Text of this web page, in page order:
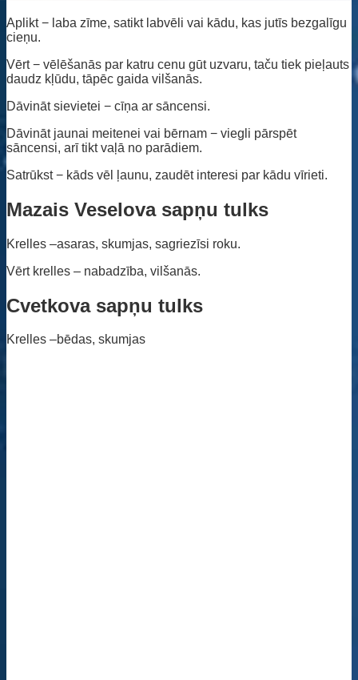
Aplikt − laba zīme, satikt labvēli vai kādu, kas jutīs bezgalīgu
cieņu.
Vērt − vēlēšanās par katru cenu gūt uzvaru, taču tiek pieļauts
daudz kļūdu, tāpēc gaida vilšanās.
Dāvināt sievietei − cīņa ar sāncensi.
Dāvināt jaunai meitenei vai bērnam − viegli pārspēt
sāncensi, arī tikt vaļā no parādiem.
Satrūkst − kāds vēl ļaunu, zaudēt interesi par kādu vīrieti.
Mazais Veselova sapņu tulks
Krelles –asaras, skumjas, sagriezīsi roku.
Vērt krelles – nabadzība, vilšanās.
Cvetkova sapņu tulks
Krelles –bēdas, skumjas